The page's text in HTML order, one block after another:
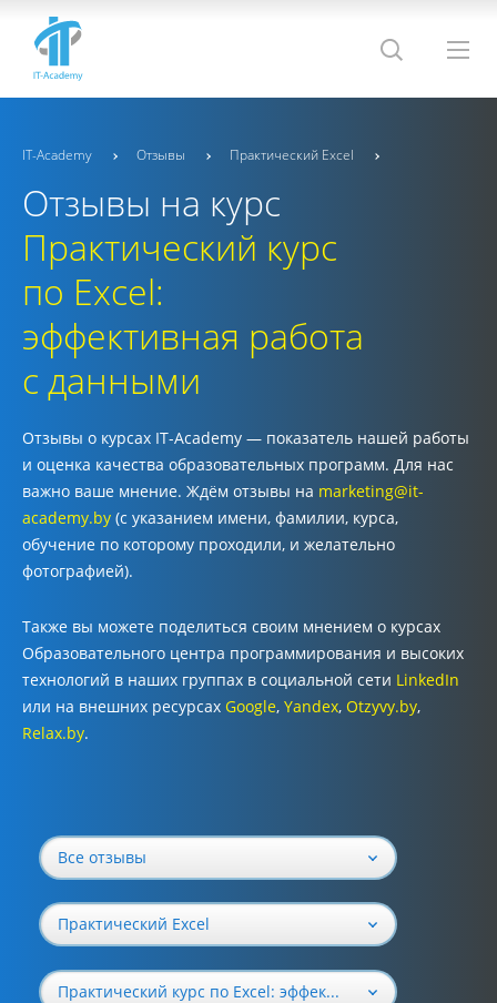
IT-Academy Отзывы Практический Excel
Отзывы на курс
Практический курс
по Excel:
эффективная работа
с данными
Отзывы о курсах IT-Academy — показатель нашей работы
и оценка качества образовательных программ. Для нас
важно ваше мнение. Ждём отзывы на marketing@it-
academy.by (с указанием имени, фамилии, курса,
обучение по которому проходили, и желательно
фотографией).
Также вы можете поделиться своим мнением о курсах
Образовательного центра программирования и высоких
технологий в наших группах в социальной сети LinkedIn
или на внешних ресурсах Google, Yandex, Otzyvy.by,
Relax.by.
Все отзывы
Практический Excel
Практический курс по Excel: эффективная работа с данными